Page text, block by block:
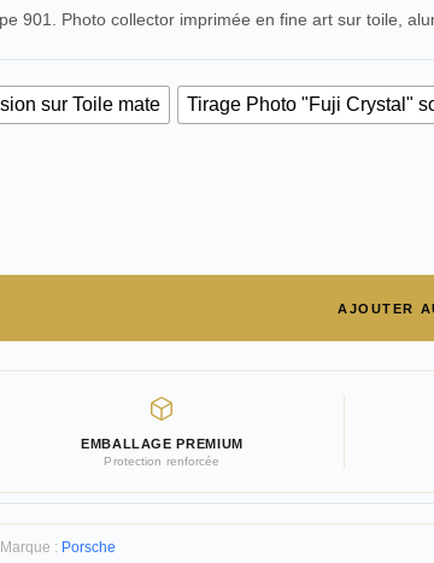
901. Photo collector imprimée en fine art sur toile,
sur Toile mate Tirage Photo "Fuji Crystal"
AJOUTER
EMBALLAGE PREMIUM
Protection renforcée
Marque : Porsche